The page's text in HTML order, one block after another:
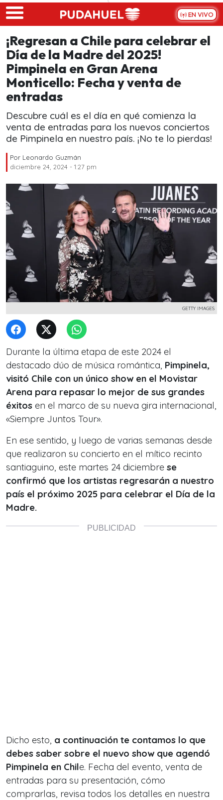
Skip to main content
EN VIVO
¡Regresan a Chile para celebrar el
Día de la Madre del 2025!
Pimpinela en Gran Arena
Monticello: Fecha y venta de
entradas
Descubre cuál es el día en qué comienza la
venta de entradas para los nuevos conciertos
de Pimpinela en nuestro país. ¡No te lo pierdas!
Por Leonardo Guzmán
diciembre 24, 2024 - 1:27 pm
GETTY IMAGES
Durante la última etapa de este 2024 el
destacado dúo de música romántica, Pimpinela,
visitó Chile con un único show en el Movistar
Arena para repasar lo mejor de sus grandes
éxitos en el marco de su nueva gira internacional,
«Siempre Juntos Tour».
En ese sentido, y luego de varias semanas desde
que realizaron su concierto en el mítico recinto
santiaguino, este martes 24 diciembre se
confirmó que los artistas regresarán a nuestro
país el próximo 2025 para celebrar el Día de la
Madre.
Dicho esto, a continuación te contamos lo que
debes saber sobre el nuevo show que agendó
Pimpinela en Chile. Fecha del evento, venta de
entradas para su presentación, cómo
comprarlas, revisa todos los detalles en nuestra